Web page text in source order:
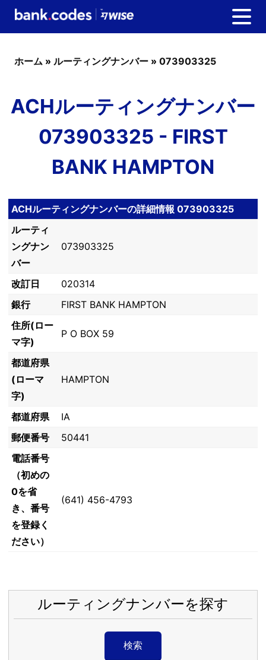
ホーム » ルーティングナンバー » 073903325
ACHルーティングナンバー
073903325 - FIRST
BANK HAMPTON
ACHルーティングナンバーの詳細情報 073903325
ルーティ
ングナン
バー
073903325
改訂日
020314
銀行
FIRST BANK HAMPTON
住所(ロー
マ字)
P O BOX 59
都道府県
(ローマ
字)
HAMPTON
都道府県
IA
郵便番号
50441
電話番号
（初めの
0を省
き、番号
を登録く
ださい）
(641) 456-4793
ルーティングナンバーを探す
検索